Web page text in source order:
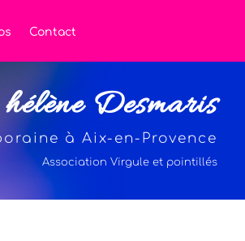
Contact
Desmaris
à Aix-en-Provence
Association Virgule et pointillés